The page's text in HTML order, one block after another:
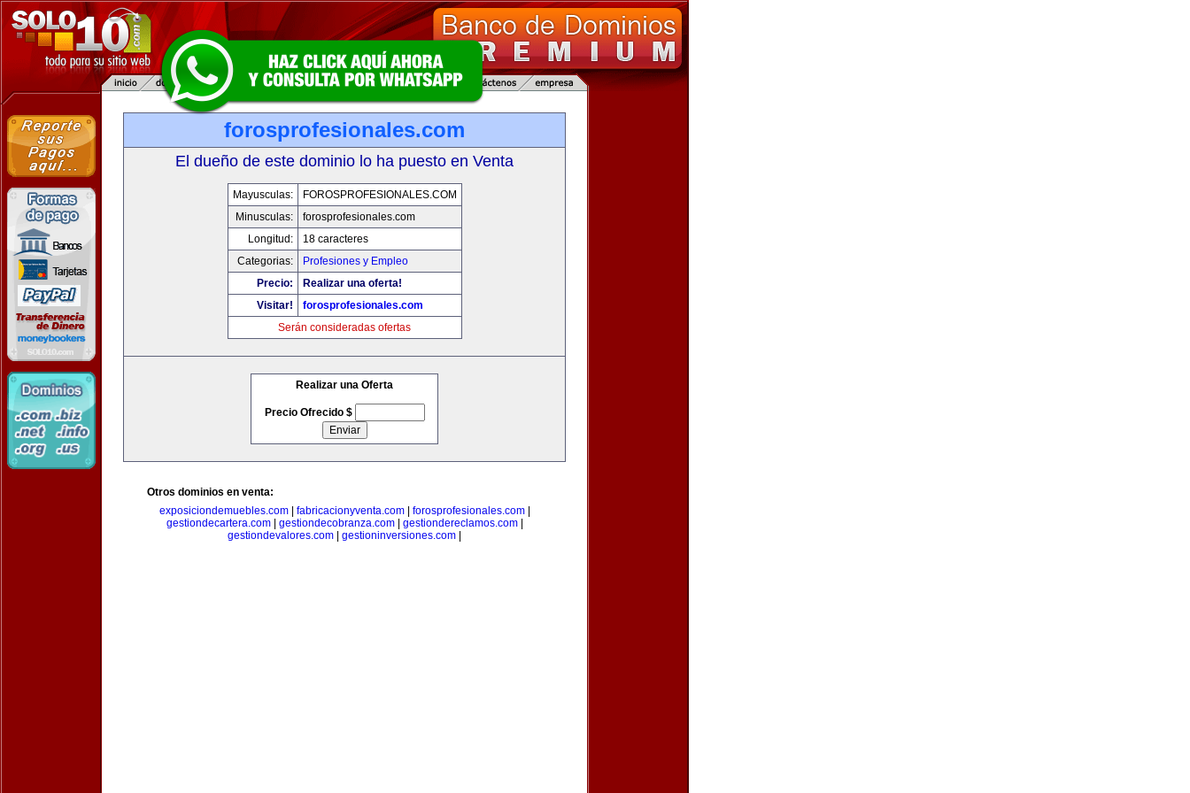
forosprofesionales.com
El dueño de este dominio lo ha puesto en Venta
Mayusculas:
FOROSPROFESIONALES.COM
Minusculas:
forosprofesionales.com
Longitud:
18 caracteres
Categorias:
Profesiones y Empleo
Precio:
Realizar una oferta!
Visitar!
forosprofesionales.com
Serán consideradas ofertas
Realizar una Oferta
Precio Ofrecido $
Otros dominios en venta:
exposiciondemuebles.com| fabricacionyventa.com| forosprofesionales.com|
gestiondecartera.com| gestiondecobranza.com| gestiondereclamos.com|
gestiondevalores.com
gestioninversiones.com